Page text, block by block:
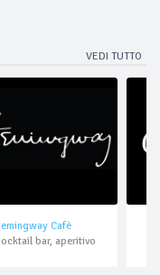
VEDI TUTTO
Cafè
bar, aperitivo